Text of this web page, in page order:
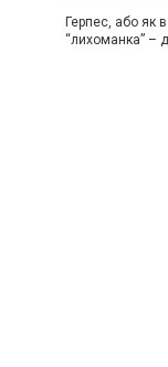
Герпес, або як
“лихоманка” –